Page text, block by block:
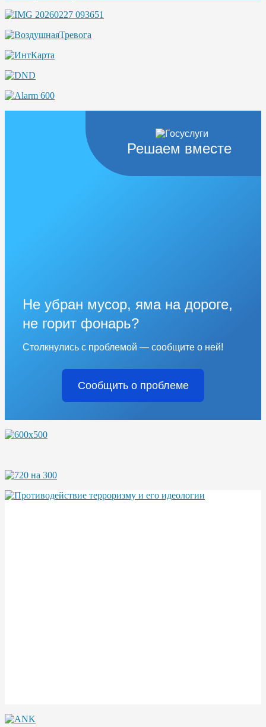
Решаем вместе
Не убран мусор, яма на дороге,
не горит фонарь?
Столкнулись с проблемой — сообщите о ней!
Сообщить о проблеме